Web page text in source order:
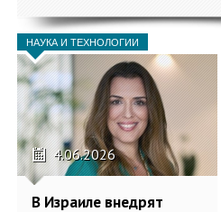
НАУКА И ТЕХНОЛОГИИ
4.06.2026
В Израиле внедрят